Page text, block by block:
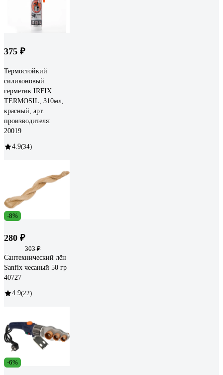
375 ₽
Термостойкий
силиконовый
герметик IRFIX
TERMOSIL, 310мл,
красный, арт.
производителя:
20019
4.9(34)
-8%
280 ₽
303 ₽
Сантехнический лён
Sanfix чесаный 50 гр
40727
4.9(22)
-6%